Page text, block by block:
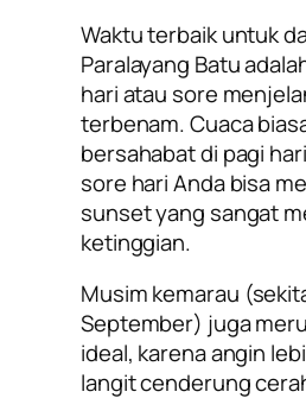
Waktu terbaik untuk
Paralayang Batu
hari atau sore
terbenam. Cuaca
bersahabat di pagi
sore hari Anda bisa
sunset yang sangat
ketinggian.
Musim kemarau
September) juga
ideal, karena angin
langit cenderung